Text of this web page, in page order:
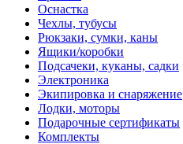
Оснастка
Чехлы, тубусы
Рюкзаки, сумки, каны
Ящики/коробки
Подсачеки, куканы, садки
Электроника
Экипировка и снаряжение
Лодки, моторы
Подарочные сертификаты
Комплекты